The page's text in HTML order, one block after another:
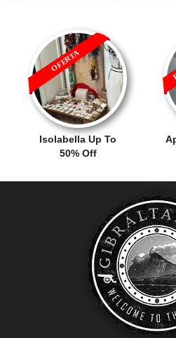
Isolabella Up To
50% Off
OFERTA